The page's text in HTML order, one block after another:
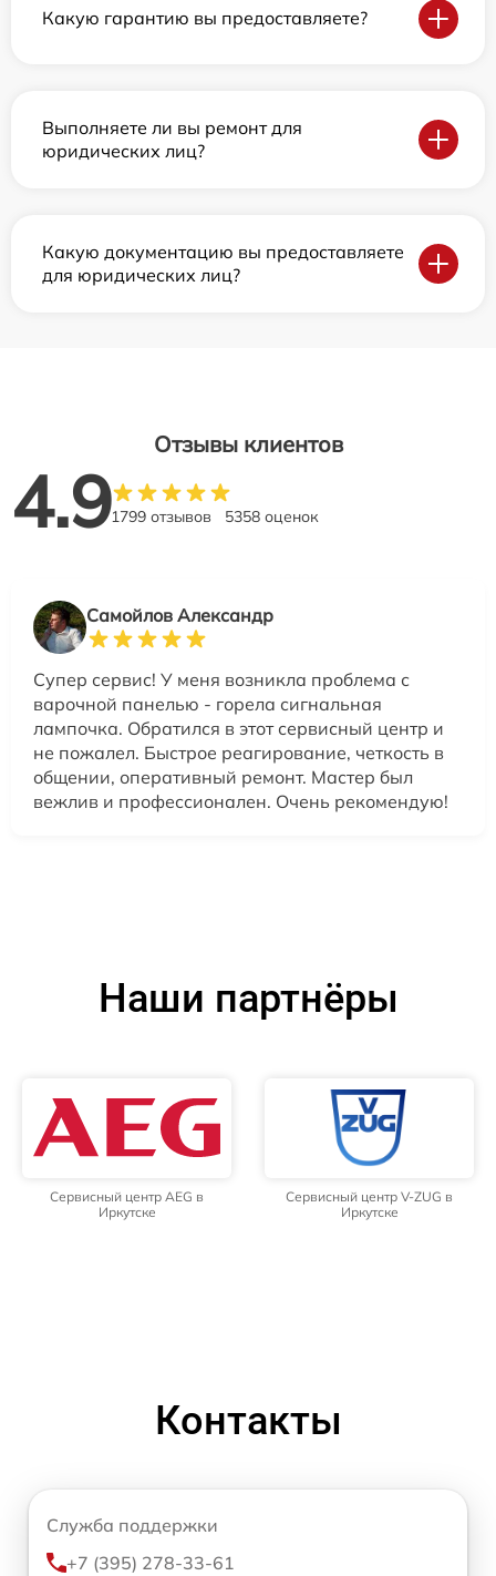
Какую гарантию вы предоставляете?
Выполняете ли вы ремонт для
юридических лиц?
Какую документацию вы предоставляете
для юридических лиц?
Отзывы клиентов
4.91799 отзывов 5358 оценок
Самойлов Александр
Супер сервис! У меня возникла проблема с
варочной панелью - горела сигнальная
лампочка. Обратился в этот сервисный центр и
не пожалел. Быстрое реагирование, четкость в
общении, оперативный ремонт. Мастер был
вежлив и профессионален. Очень рекомендую!
Наши партнёры
Сервисный центр AEG в
Иркутске
Сервисный центр V-ZUG в
Иркутске
Контакты
Служба поддержки
+7 (395) 278-33-61